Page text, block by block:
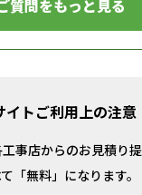
質問をもっと見る
イトご利用上の注意
事店からのお見積り
「無料」になります。